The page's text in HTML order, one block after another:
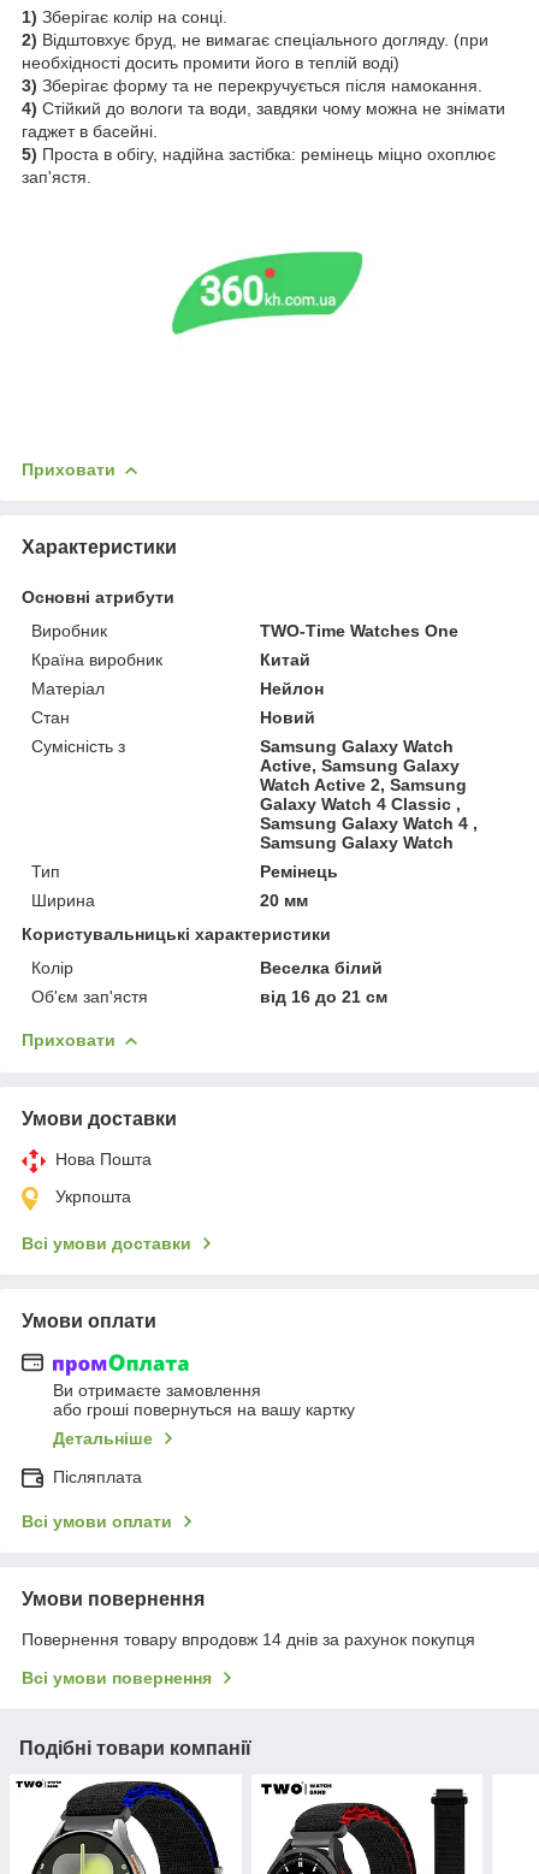
1) Зберігає колір на сонці.
2) Відштовхує бруд, не вимагає спеціального догляду. (при
необхідності досить промити його в теплій воді)
3) Зберігає форму та не перекручується після намокання.
4) Стійкий до вологи та води, завдяки чому можна не знімати
гаджет в басейні.
5) Проста в обігу, надійна застібка: ремінець міцно охоплює
зап'ястя.
Приховати
Характеристики
Основні атрибути
Виробник
TWO-Time Watches One
Країна виробник
Китай
Матеріал
Нейлон
Стан
Новий
Сумісність з
Samsung Galaxy Watch
Active, Samsung Galaxy
Watch Active 2, Samsung
Galaxy Watch 4 Classic ,
Samsung Galaxy Watch 4 ,
Samsung Galaxy Watch
Тип
Ремінець
Ширина
20 мм
Користувальницькі характеристики
Колір
Веселка білий
Об'єм зап'ястя
від 16 до 21 см
Приховати
Умови доставки
Нова Пошта
Укрпошта
Всі умови доставки
Умови оплати
Ви отримаєте замовлення
або гроші повернуться на вашу картку
Детальніше
Післяплата
Всі умови оплати
Умови повернення
Повернення товару впродовж 14 днів за рахунок покупця
Всі умови повернення
Подібні товари компанії